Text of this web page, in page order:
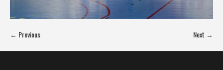
← Previous Next →